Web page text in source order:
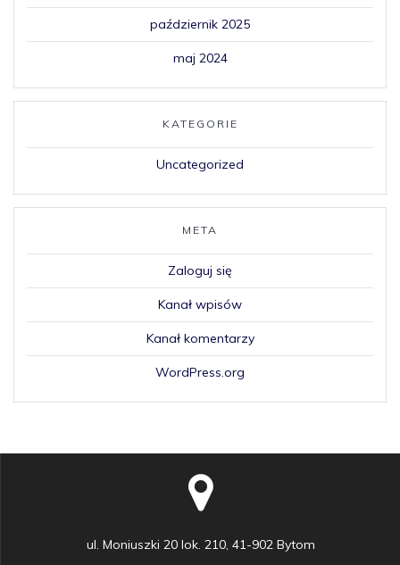
październik 2025
maj 2024
KATEGORIE
Uncategorized
META
Zaloguj się
Kanał wpisów
Kanał komentarzy
WordPress.org
ul. Moniuszki 20 lok. 210, 41-902 Bytom